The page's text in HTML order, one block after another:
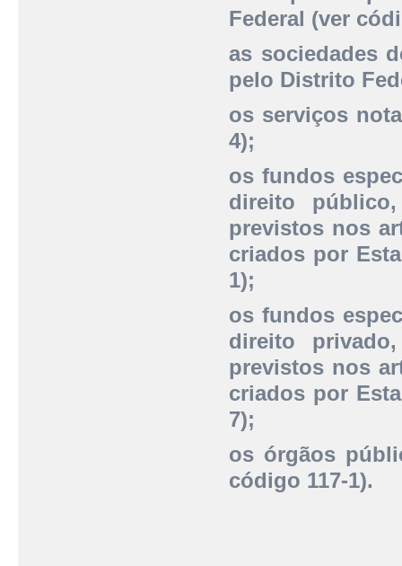
Federal (ver
as sociedades
pelo Distrito
os serviços
4);
os fundos
direito
previstos nos
criados por
1);
os fundos
direito
previstos nos
criados por
7);
os órgãos
código 117-1).